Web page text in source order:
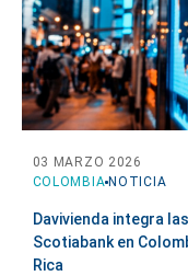
COLOMBIA NOTICIA
03 MARZO 2026
Davivienda integra
Scotiabank en
Rica